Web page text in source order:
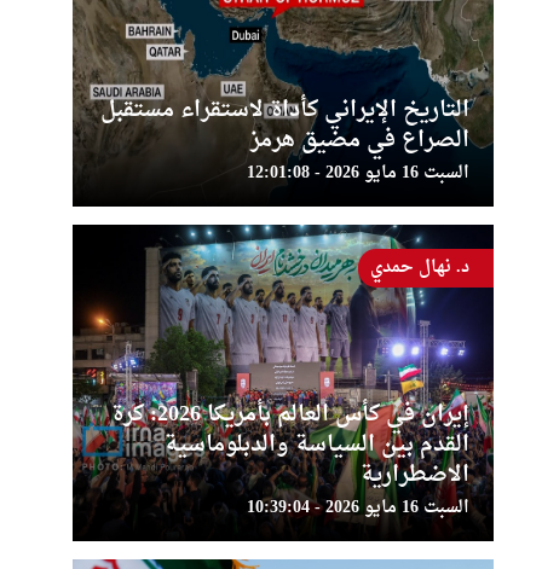
التاريخ الإيراني كأداة لاستقراء مستقبل
الصراع في مضيق هرمز
السبت 16 مايو 2026 - 12:01:08
إيران في كأس العالم بأمريكا 2026: كرة
القدم بين السياسة والدبلوماسية
الاضطرارية
السبت 16 مايو 2026 - 10:39:04
د. نهال حمدي